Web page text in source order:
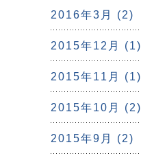
2016年3月 (2)
2015年12月 (1)
2015年11月 (1)
2015年10月 (2)
2015年9月 (2)